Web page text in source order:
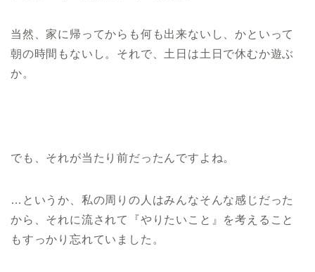
当然、家に帰ってからも何も出来ないし、かといって
朝の時間もないし。それで、土日は土日で休むか遊ぶ
か。
でも、それが当たり前だったんですよね。
…というか、私の周りの人はみんなそんな感じだった
から、それに流されて『やりたいこと』を考えること
もすっかり忘れていました。